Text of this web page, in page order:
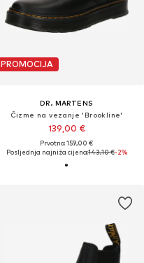
PROMOCIJA
DR. MARTENS
Čizme na vezanje 'Brookline'
139,00 €
Prvotno: 159,00 €
Posljednja najniža cijena:143,10 €-2%